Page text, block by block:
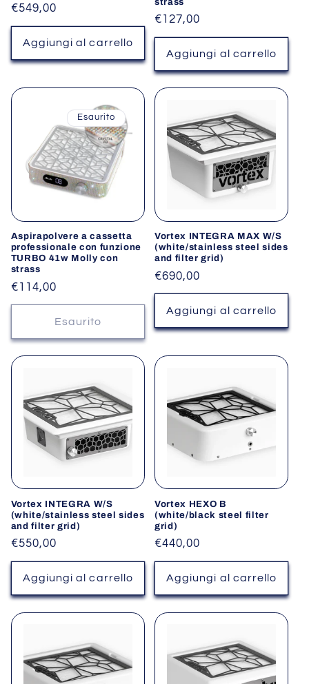
Prezzo
di
listino
€549,00
Aggiungi al carrello
Prezzo
di
listino
€127,00
Aggiungi al carrello
Esaurito
Aspirapolvere a cassetta
professionale con funzione
TURBO 41w Molly con
strass
Prezzo
di
€114,00
Esaurito
Vortex INTEGRA MAX W/S
(white/stainless steel sides
and filter grid)
Prezzo
di
listino
€690,00
Aggiungi al carrello
Vortex INTEGRA W/S
(white/stainless steel sides
and filter grid)
Prezzo
di
listino
€550,00
Aggiungi al carrello
Vortex HEXO B
(white/black steel filter
grid)
Prezzo
di
listino
€440,00
Aggiungi al carrello